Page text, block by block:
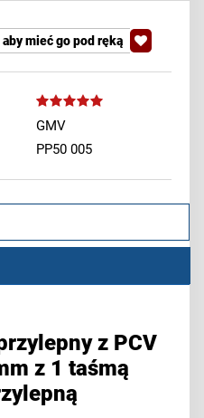
mieć go pod ręką
GMV
PP50 005
z PCV
z 1 taśmą